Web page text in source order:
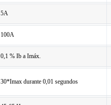
5A
100A
0,1 % Ib a Imáx.
30*Imax durante 0,01 segundos